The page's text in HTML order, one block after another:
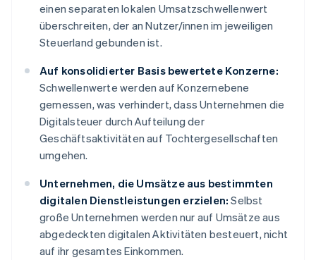
einen separaten lokalen Umsatzschwellenwert
überschreiten, der an Nutzer/innen im jeweiligen
Steuerland gebunden ist.
Auf konsolidierter Basis bewertete Konzerne:
Schwellenwerte werden auf Konzernebene
gemessen, was verhindert, dass Unternehmen die
Digitalsteuer durch Aufteilung der
Geschäftsaktivitäten auf Tochtergesellschaften
umgehen.
Unternehmen, die Umsätze aus bestimmten
digitalen Dienstleistungen erzielen: Selbst
große Unternehmen werden nur auf Umsätze aus
abgedeckten digitalen Aktivitäten besteuert, nicht
auf ihr gesamtes Einkommen.